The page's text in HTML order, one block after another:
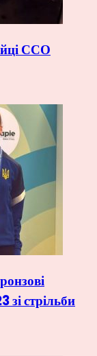
ССО
зі стрільби